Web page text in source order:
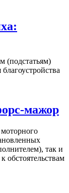
(подстатьям)
мажор
так и
обстоятельствам